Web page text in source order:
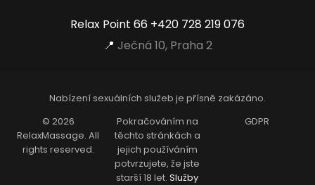
Relax Point 66 +420 728 219 076
📍 Ječná 10, Praha 2
Nabízení sexuálních služeb je přísně zakázáno.
© 2026
RelaxMassage. All
rights reserved.
Pokračováním na
těchto stránkách a
jejich používáním
potvrzujete, že jste
starší 18 let. Služby
GDPR